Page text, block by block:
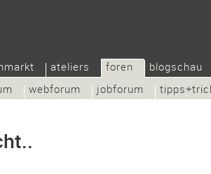
ateliers
foren
webforum jobforum
blogschau